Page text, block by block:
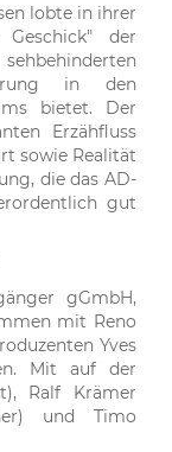
lobte in ihrer
der
in den
bietet. Der
Erzähfluss
sowie Realität
die das AD-
gut
gGmbH,
mit Reno
Yves
Mit auf der
Ralf Krämer
und Timo